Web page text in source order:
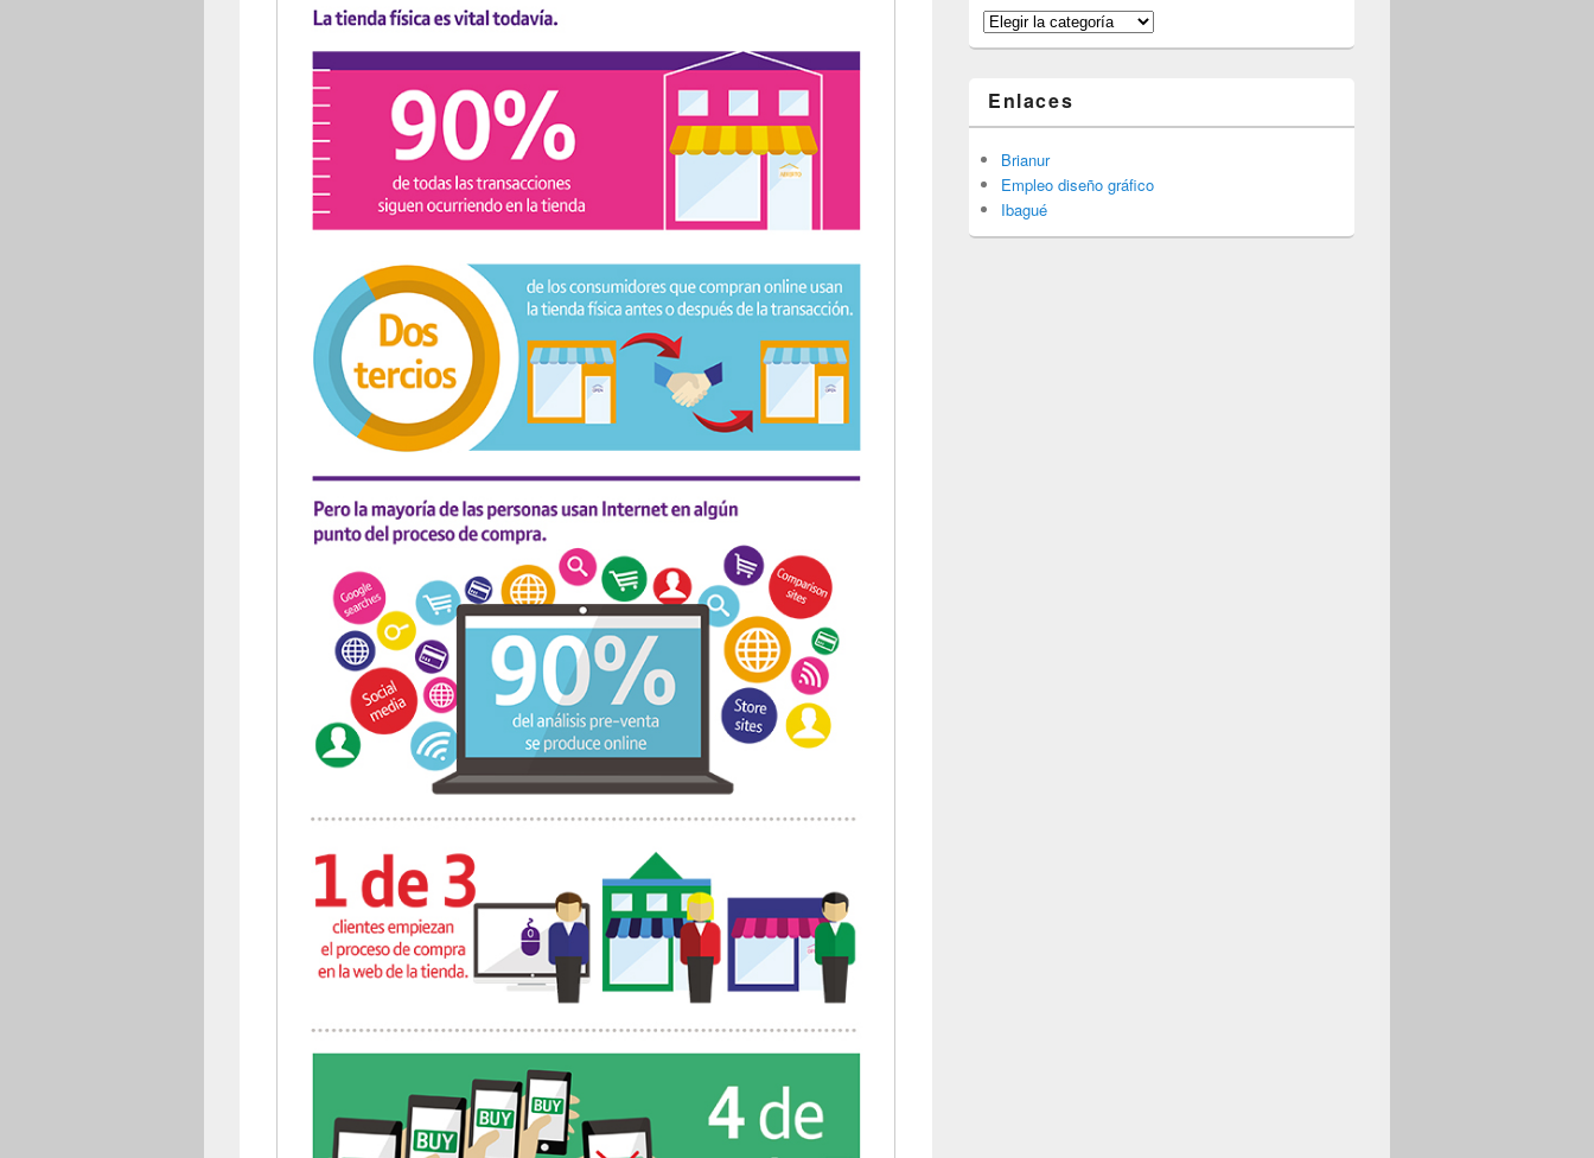
Categorías
Enlaces
Brianur
Empleo diseño gráfico
Ibagué